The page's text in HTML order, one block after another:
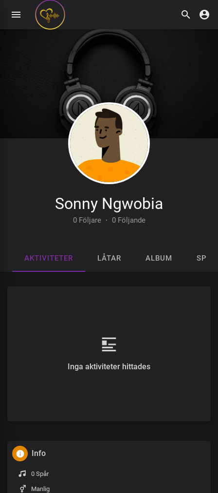
Sonny Ngwobia
0 Följare · 0 Följande
AKTIVITETER LÅTAR ALBUM
Inga aktiviteter hittades
Info
0 Spår
Manlig